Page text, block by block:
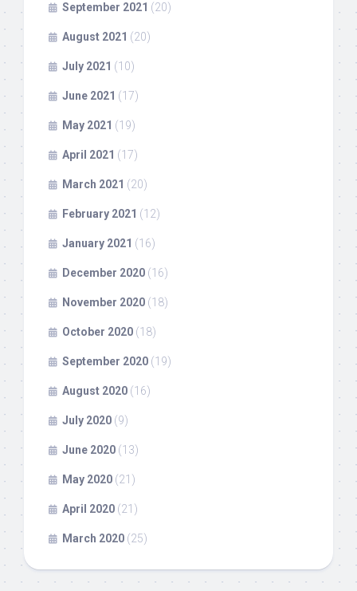
September 2021 (20)
August 2021 (20)
July 2021 (10)
June 2021 (17)
May 2021 (19)
April 2021 (17)
March 2021 (20)
February 2021 (12)
January 2021 (16)
December 2020 (16)
November 2020 (18)
October 2020 (18)
September 2020 (19)
August 2020 (16)
July 2020 (9)
June 2020 (13)
May 2020 (21)
April 2020 (21)
March 2020 (25)